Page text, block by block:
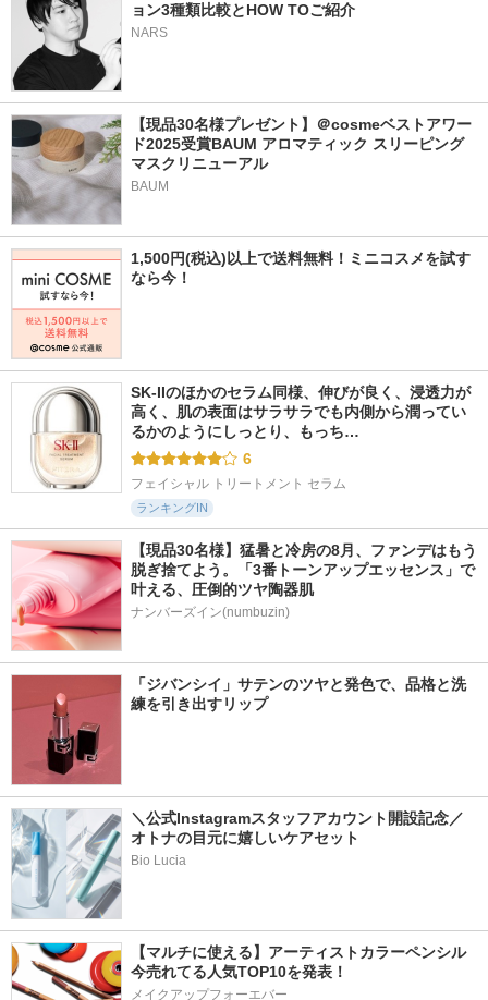
ョン3種類比較とHOW TOご紹介
NARS
【現品30名様プレゼント】＠cosmeベストアワー
ド2025受賞BAUM アロマティック スリーピング
マスクリニューアル
BAUM
1,500円(税込)以上で送料無料！ミニコスメを試す
なら今！
SK-IIのほかのセラム同様、伸びが良く、浸透力が
高く、肌の表面はサラサラでも内側から潤ってい
るかのようにしっとり、もっち…
6
フェイシャル トリートメント セラム
ランキングIN
【現品30名様】猛暑と冷房の8月、ファンデはもう
脱ぎ捨てよう。「3番トーンアップエッセンス」で
叶える、圧倒的ツヤ陶器肌
ナンバーズイン(numbuzin)
「ジバンシイ」サテンのツヤと発色で、品格と洗
練を引き出すリップ
＼公式Instagramスタッフアカウント開設記念／
オトナの目元に嬉しいケアセット
Bio Lucia
【マルチに使える】アーティストカラーペンシル
今売れてる人気TOP10を発表！
メイクアップフォーエバー